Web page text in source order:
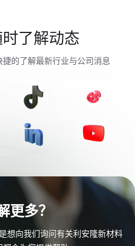
了解动态
的了解最新行业与公司消息
更多？
想向我们询问有关利安隆新材料